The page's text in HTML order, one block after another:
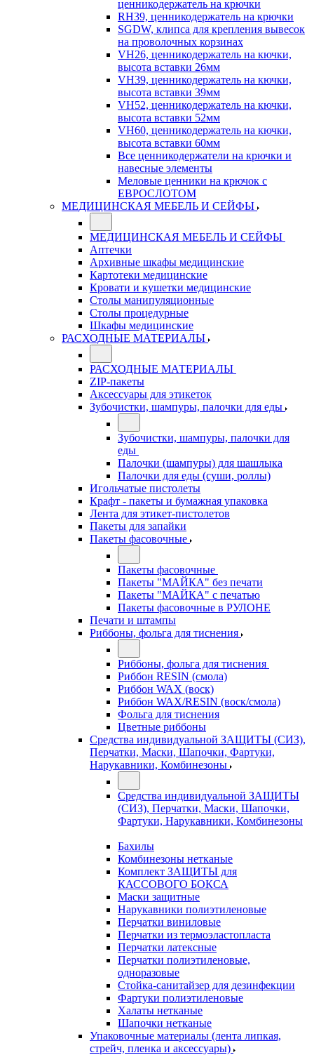
ценникодержатель на крючки
RH39, ценникодержатель на крючки
SGDW, клипса для крепления вывесок
на проволочных корзинах
VH26, ценникодержатель на кючки,
высота вставки 26мм
VH39, ценникодержатель на кючки,
высота вставки 39мм
VH52, ценникодержатель на кючки,
высота вставки 52мм
VH60, ценникодержатель на кючки,
высота вставки 60мм
Все ценникодержатели на крючки и
навесные элементы
Меловые ценники на крючок с
ЕВРОСЛОТОМ
МЕДИЦИНСКАЯ МЕБЕЛЬ И СЕЙФЫ
МЕДИЦИНСКАЯ МЕБЕЛЬ И СЕЙФЫ
Аптечки
Архивные шкафы медицинские
Картотеки медицинские
Кровати и кушетки медицинские
Столы манипуляционные
Столы процедурные
Шкафы медицинские
РАСХОДНЫЕ МАТЕРИАЛЫ
РАСХОДНЫЕ МАТЕРИАЛЫ
ZIP-пакеты
Аксессуары для этикеток
Зубочистки, шампуры, палочки для еды
Зубочистки, шампуры, палочки для
еды
Палочки (шампуры) для шашлыка
Палочки для еды (суши, роллы)
Игольчатые пистолеты
Крафт - пакеты и бумажная упаковка
Лента для этикет-пистолетов
Пакеты для запайки
Пакеты фасовочные
Пакеты фасовочные
Пакеты "МАЙКА" без печати
Пакеты "МАЙКА" с печатью
Пакеты фасовочные в РУЛОНЕ
Печати и штампы
Риббоны, фольга для тиснения
Риббоны, фольга для тиснения
Риббон RESIN (смола)
Риббон WAX (воск)
Риббон WAX/RESIN (воск/смола)
Фольга для тиснения
Цветные риббоны
Средства индивидуальной ЗАЩИТЫ (СИЗ),
Перчатки, Маски, Шапочки, Фартуки,
Нарукавники, Комбинезоны
Средства индивидуальной ЗАЩИТЫ
(СИЗ), Перчатки, Маски, Шапочки,
Фартуки, Нарукавники, Комбинезоны
Бахилы
Комбинезоны нетканые
Комплект ЗАЩИТЫ для
КАССОВОГО БОКСА
Маски защитные
Нарукавники полиэтиленовые
Перчатки виниловые
Перчатки из термоэластопласта
Перчатки латексные
Перчатки полиэтиленовые,
одноразовые
Стойка-санитайзер для дезинфекции
Фартуки полиэтиленовые
Халаты нетканые
Шапочки нетканые
Упаковочные материалы (лента липкая,
стрейч, пленка и аксессуары)